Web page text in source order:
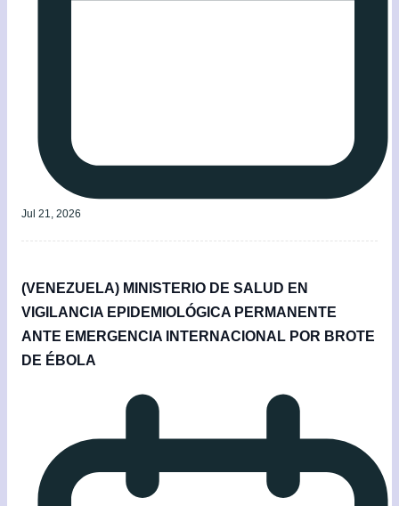
Jul 21, 2026
(VENEZUELA) MINISTERIO DE SALUD EN
VIGILANCIA EPIDEMIOLÓGICA PERMANENTE
ANTE EMERGENCIA INTERNACIONAL POR BROTE
DE ÉBOLA